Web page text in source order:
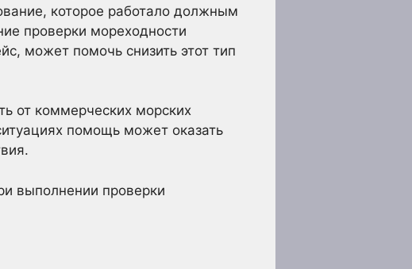
которое работало должным
проверки мореходности
может помочь снизить этот тип
от коммерческих морских
помощь может оказать
выполнении проверки